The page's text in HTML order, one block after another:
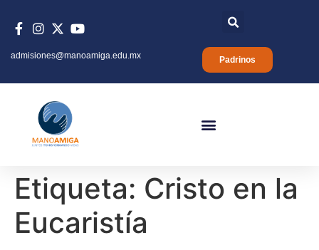
Padrinos
admisiones@manoamiga.edu.mx
Etiqueta: Cristo en la
Eucaristía